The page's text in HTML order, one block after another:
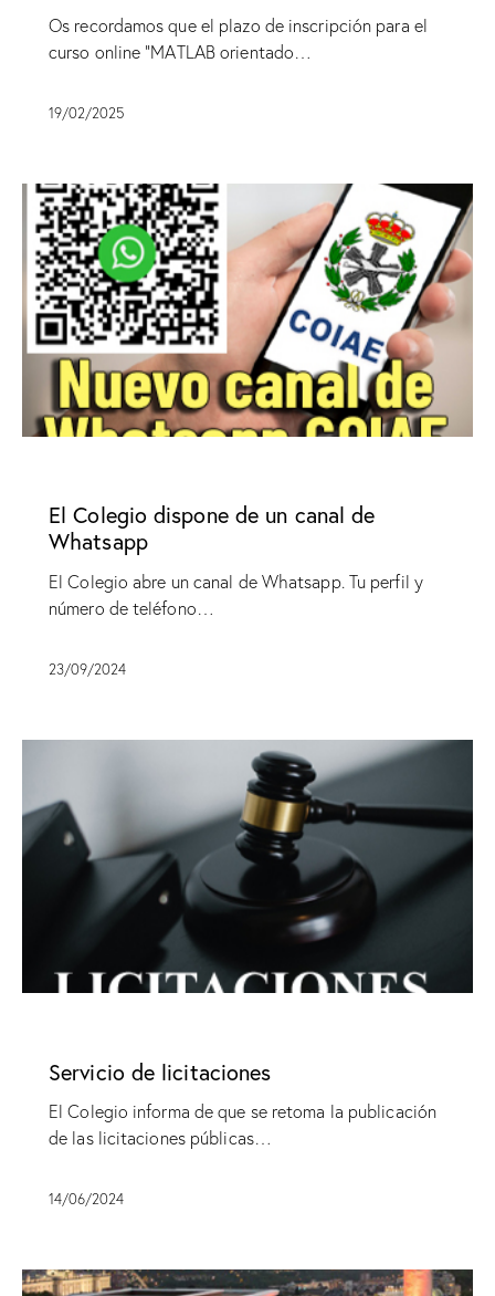
Os recordamos que el plazo de inscripción para el
curso online "MATLAB orientado…
19/02/2025
El Colegio dispone de un canal de
Whatsapp
El Colegio abre un canal de Whatsapp. Tu perfil y
número de teléfono…
23/09/2024
Servicio de licitaciones
El Colegio informa de que se retoma la publicación
de las licitaciones públicas…
14/06/2024